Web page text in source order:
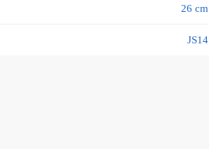
26 cm
JS14